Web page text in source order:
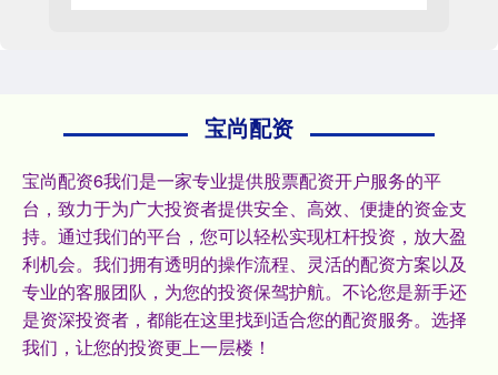
宝尚配资
宝尚配资6我们是一家专业提供股票配资开户服务的平
台，致力于为广大投资者提供安全、高效、便捷的资金支
持。通过我们的平台，您可以轻松实现杠杆投资，放大盈
利机会。我们拥有透明的操作流程、灵活的配资方案以及
专业的客服团队，为您的投资保驾护航。不论您是新手还
是资深投资者，都能在这里找到适合您的配资服务。选择
我们，让您的投资更上一层楼！